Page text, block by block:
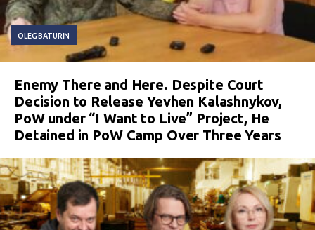
OLEG BATURIN
Enemy There and Here. Despite Court
Decision to Release Yevhen Kalashnykov,
PoW under “I Want to Live” Project, He
Detained in PoW Camp Over Three Years